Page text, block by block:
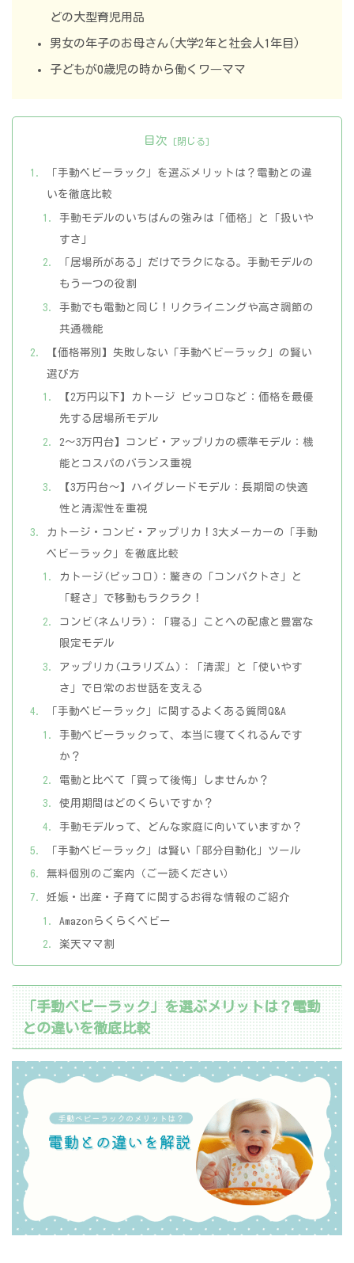
どの大型育児用品
男女の年子のお母さん(大学2年と社会人1年目)
子どもが0歳児の時から働くワ―ママ
目次
「手動ベビーラック」を選ぶメリットは？電動との違
いを徹底比較
手動モデルのいちばんの強みは「価格」と「扱いや
すさ」
「居場所がある」だけでラクになる。手動モデルの
もう一つの役割
手動でも電動と同じ！リクライニングや高さ調節の
共通機能
【価格帯別】失敗しない「手動ベビーラック」の賢い
選び方
【2万円以下】カトージ ピッコロなど：価格を最優
先する居場所モデル
2～3万円台】コンビ・アップリカの標準モデル：機
能とコスパのバランス重視
【3万円台～】ハイグレードモデル：長期間の快適
性と清潔性を重視
カトージ・コンビ・アップリカ！3大メーカーの「手動
ベビーラック」を徹底比較
カトージ(ピッコロ)：驚きの「コンパクトさ」と
「軽さ」で移動もラクラク！
コンビ(ネムリラ)：「寝る」ことへの配慮と豊富な
限定モデル
アップリカ(ユラリズム)：「清潔」と「使いやす
さ」で日常のお世話を支える
「手動ベビーラック」に関するよくある質問Q&A
手動ベビーラックって、本当に寝てくれるんです
か？
電動と比べて「買って後悔」しませんか？
使用期間はどのくらいですか？
手動モデルって、どんな家庭に向いていますか？
「手動ベビーラック」は賢い「部分自動化」ツール
無料個別のご案内（ご一読ください）
妊娠・出産・子育てに関するお得な情報のご紹介
Amazonらくらくベビー
楽天ママ割
「手動ベビーラック」を選ぶメリットは？電動
との違いを徹底比較